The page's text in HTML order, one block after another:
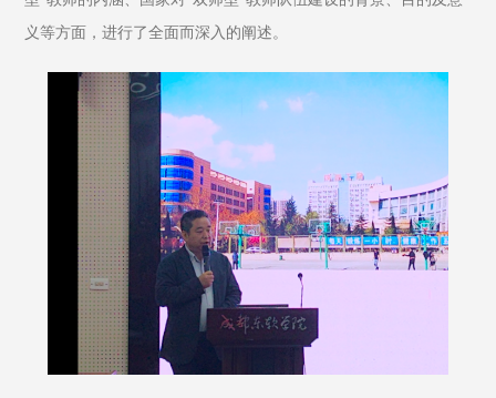
义等方面，进行了全面而深入的阐述。